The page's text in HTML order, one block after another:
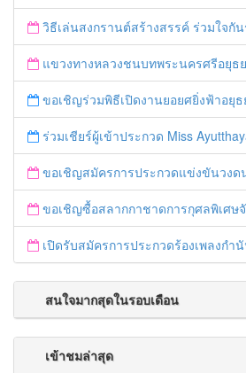
วิธีเล่นสงกรานต์สร้างสรรค์ ร่วมใจกั
แขวงทางหลวงชนบทพระนครศรีอยุธยา "ร่วมรณรงค์ ขับช้า เปิดไฟหน้า คาดเข็มขัด" เทศ
ขอเชิญร่วมพิธีเปิดงานยอยศยิ่งฟ้าอยุธย
ร่วมเชียร์ผู้เข้าประกวด Miss Ayutthaya ในวันที่ 15
ขอเชิญสมัครการประกวดแข่งขันวงดนตรี Ayutthaya
ขอเชิญซื้อสลากกาชาดการกุศลพิเศษจังหวัดพระนครศรี
เปิดรับสมัครการประกวดร้องเพลงกำนัน ผู้ให
สนใจมากสุดในรอบเดือน
เข้าชมล่าสุด